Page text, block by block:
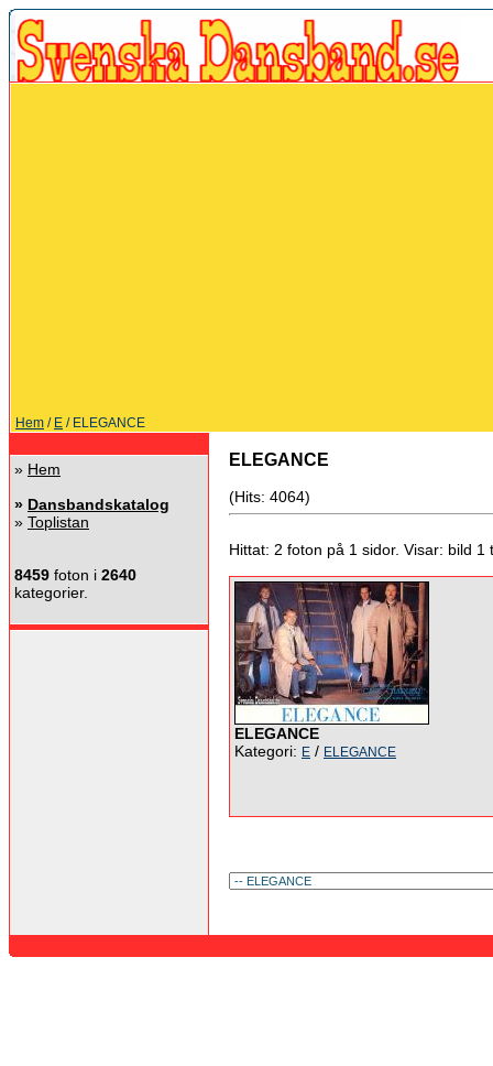
Hem / E / ELEGANCE
» Hem
» Dansbandskatalog
» Toplistan
8459 foton i 2640
kategorier.
ELEGANCE
(Hits: 4064)
Hittat: 2 foton på 1 sidor. Visar: bild 1
ELEGANCE
Kategori: E / ELEGANCE